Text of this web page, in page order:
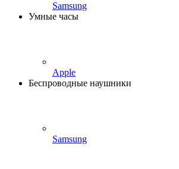
Samsung
Умные часы
Apple
Беспроводные наушники
Samsung